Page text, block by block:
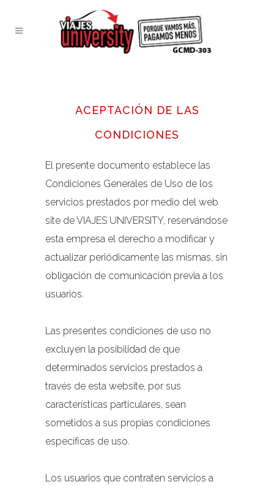
ACEPTACIÓN DE LAS
CONDICIONES
El presente documento establece las
Condiciones Generales de Uso de los
servicios prestados por medio del web
site de VIAJES UNIVERSITY, reservándose
esta empresa el derecho a modificar y
actualizar periódicamente las mismas, sin
obligación de comunicación previa a los
usuarios.
Las presentes condiciones de uso no
excluyen la posibilidad de que
determinados servicios prestados a
través de esta website, por sus
características particulares, sean
sometidos a sus propias condiciones
específicas de uso.
Los usuarios que contraten servicios a